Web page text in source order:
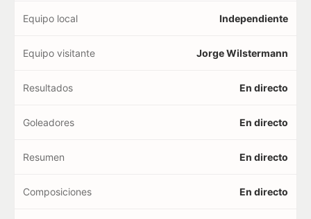
Equipo local Independiente
Equipo visitante Jorge Wilstermann
Resultados En directo
Goleadores En directo
Resumen En directo
Composiciones En directo